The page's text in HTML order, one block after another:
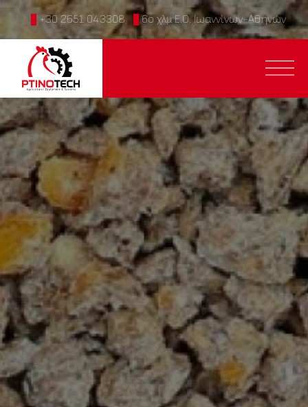
+30 2651 043308 6ο χλμ Ε.Ο. Ιωαννίνων-Αθηνών